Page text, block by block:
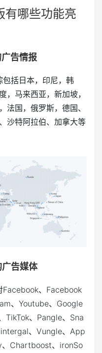
哪些功能亮
告情报
括日本，印尼，韩
，马来西亚，新加坡，
法国，俄罗斯，德国、
沙特阿拉伯、加拿大等
告媒体
、Facebook
、Youtube、Google
、Pangle、Sna
、Vungle、App
Chartboost、ironSo